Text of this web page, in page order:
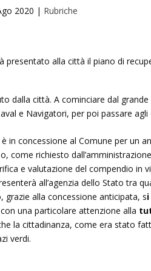
2020 | Rubriche
dalla città. A cominciare dal
e Navigatori, per poi passare agli
in concessione al Comune per un
come richiesto
e valutazione del compendio in
all’agenzia dello Stato tra
alla concessione anticipata, s
una particolare attenzione alla
la cittadinanza, come era stato
verdi.